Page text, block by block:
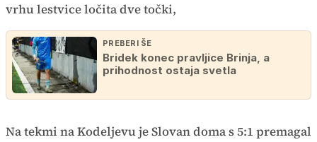
vrhu lestvice ločita dve točki,
PREBERI ŠE
Bridek konec pravljice Brinja, a
prihodnost ostaja svetla
Na tekmi na Kodeljevu je Slovan doma s 5:1 premagal